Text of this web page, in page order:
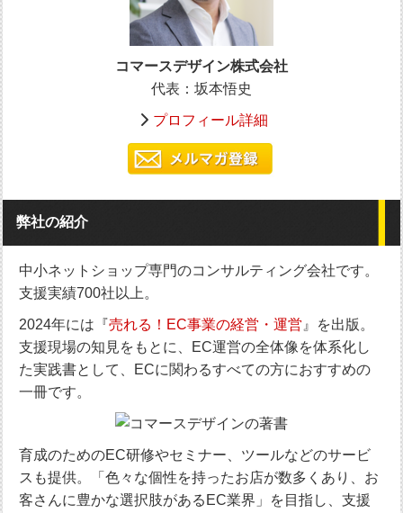
コマースデザイン株式会社
代表：坂本悟史
プロフィール詳細
弊社の紹介
中小ネットショップ専門のコンサルティング会社です。
支援実績700社以上。
2024年には『売れる！EC事業の経営・運営 』を出版。
支援現場の知見をもとに、EC運営の全体像を体系化し
た実践書として、ECに関わるすべての方におすすめの
一冊です。
育成のためのEC研修やセミナー、ツールなどのサービ
スも提供。「色々な個性を持ったお店が数多くあり、お
客さんに豊かな選択肢があるEC業界」を目指し、支援